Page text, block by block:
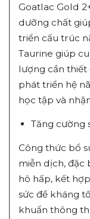
Goatlac Gold
dưỡng chất
triển cấu trúc
Taurine giúp
lượng cần
phát triển hệ
học tập và
Tăng cường
Công thức bổ
miễn dịch, đặc
hô hấp, kết
sức đề kháng
khuẩn thông